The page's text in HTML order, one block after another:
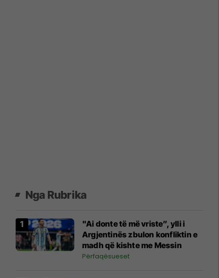
Nga Rubrika
"Ai donte të më vriste”, ylli i
Argjentinës zbulon konfliktin e
madh që kishte me Messin
Përfaqësueset